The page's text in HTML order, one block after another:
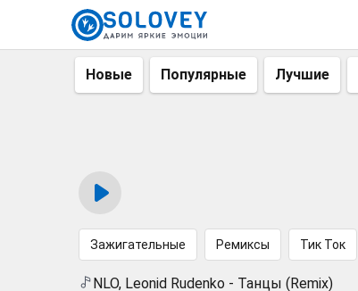
Новые Популярные Лучшие
Зажигательные Ремиксы Тик Ток
NLO, Leonid Rudenko - Танцы (Remix)